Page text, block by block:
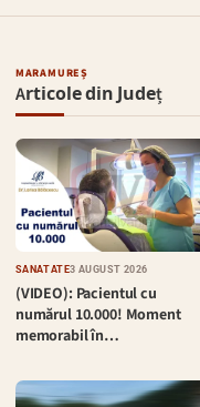
MARAMUREȘ
Articole din Județ
SĂNĂTATE3 AUGUST 2026
(VIDEO): Pacientul cu
numărul 10.000! Moment
memorabil în…